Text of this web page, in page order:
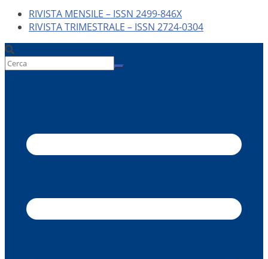
RIVISTA MENSILE – ISSN 2499-846X
RIVISTA TRIMESTRALE – ISSN 2724-0304